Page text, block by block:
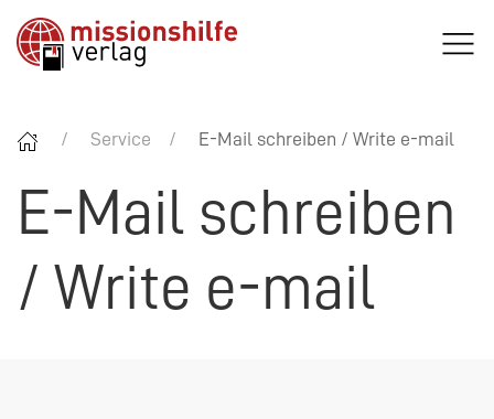
Service E-Mail schreiben / Write e-mail
E-Mail schreiben
/ Write e-mail